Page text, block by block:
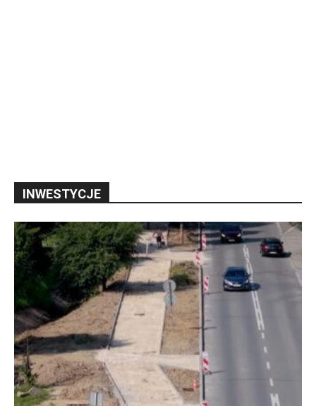
INWESTYCJE